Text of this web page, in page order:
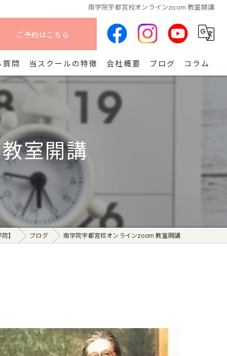
南学院宇都宮校オンラインzoom 教室開講
ご予約はこちら
質問 当スクールの特徴
副業
開講
会社概要 ブログ コラム
室開講
】 ブログ 南学院宇都宮校オンラインzoom 教室開講